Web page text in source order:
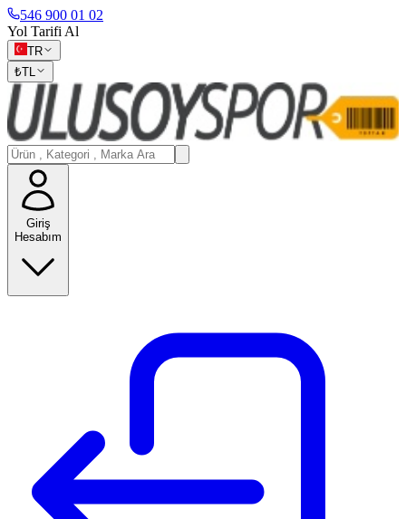
546 900 01 02
Yol Tarifi Al
TR
₺TL
Giriş
Hesabım